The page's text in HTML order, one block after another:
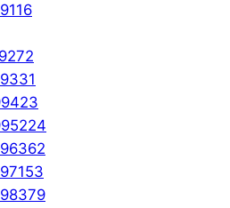
16
72
31
23
224
362
153
379